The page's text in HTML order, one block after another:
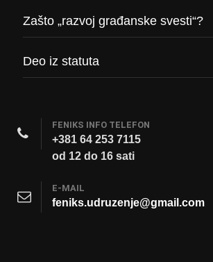
Zašto „razvoj građanske svesti“?
Deo iz statuta
FENIKS INFO TELEFON
+381 64 253 7115
od 12 do 16 sati
E-MAIL
feniks.udruzenje@gmail.com